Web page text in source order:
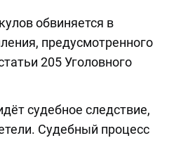
обвиняется в
предусмотренного
205 Уголовного
судебное следствие,
Судебный процесс